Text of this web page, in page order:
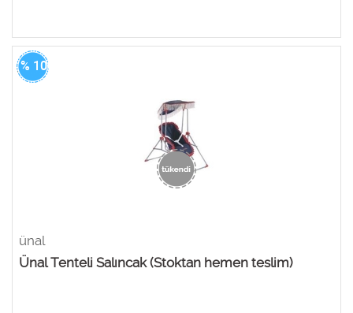
% 100
ünal
Ünal Tenteli Salıncak (Stoktan hemen teslim)